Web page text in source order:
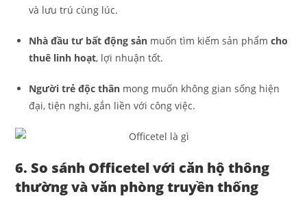
và lưu trú cùng lúc.
Nhà đầu tư bất động sản muốn tìm kiếm sản phẩmcho
thuê linh hoạt, lợi nhuận tốt.
Người trẻ độc thân mong muốn không gian sống hiện
đại, tiện nghi, gắn liền với công việc.
6. So sánh Officetel với căn hộ thông
thường và văn phòng truyền thống